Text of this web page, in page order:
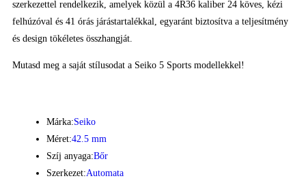
szerkezettel rendelkezik, amelyek közül a 4R36 kaliber 24 köves, kézi
felhúzóval és 41 órás járástartalékkal, egyaránt biztosítva a teljesítmény
és design tökéletes összhangját.
Mutasd meg a saját stílusodat a Seiko 5 Sports modellekkel!
Márka:Seiko
Méret:42.5 mm
Szíj anyaga:Bőr
Szerkezet:Automata